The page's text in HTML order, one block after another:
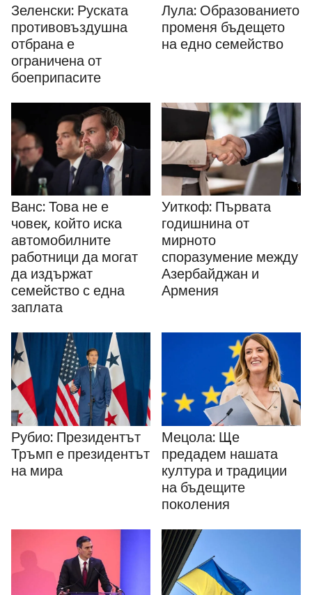
Зеленски: Руската
противовъздушна
отбрана е
ограничена от
боеприпасите
Лула: Образованието
променя бъдещето
на едно семейство
Ванс: Това не е
човек, който иска
автомобилните
работници да могат
да издържат
семейство с една
заплата
Уиткоф: Първата
годишнина от
мирното
споразумение между
Азербайджан и
Армения
Рубио: Президентът
Тръмп е президентът
на мира
Мецола: Ще
предадем нашата
култура и традиции
на бъдещите
поколения